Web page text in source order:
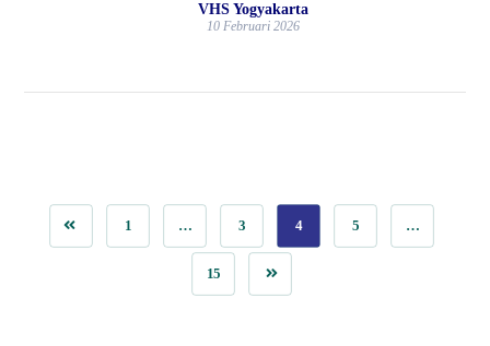
VHS Yogyakarta
10 Februari 2026
1 … 3 4 5 …
15